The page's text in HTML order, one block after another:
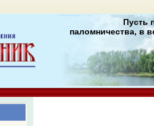
Пусть
паломничества, в